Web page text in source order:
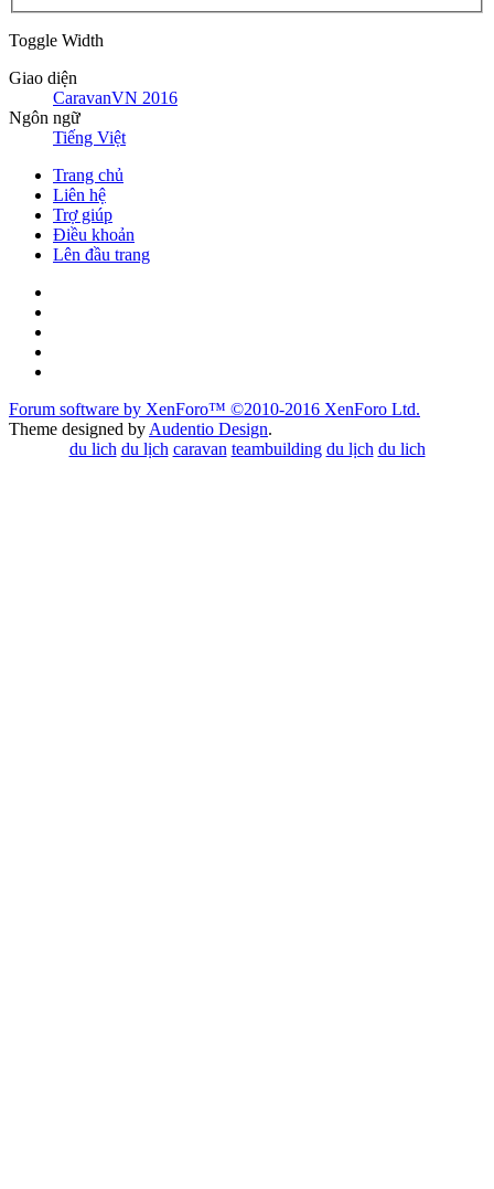
Toggle Width
Giao diện
CaravanVN 2016
Ngôn ngữ
Tiếng Việt
Trang chủ
Liên hệ
Trợ giúp
Điều khoản
Lên đầu trang
Forum software by XenForo™ ©2010-2016 XenForo Ltd.
Theme designed by Audentio Design.
du lich du lịch caravan teambuilding du lịch du lich